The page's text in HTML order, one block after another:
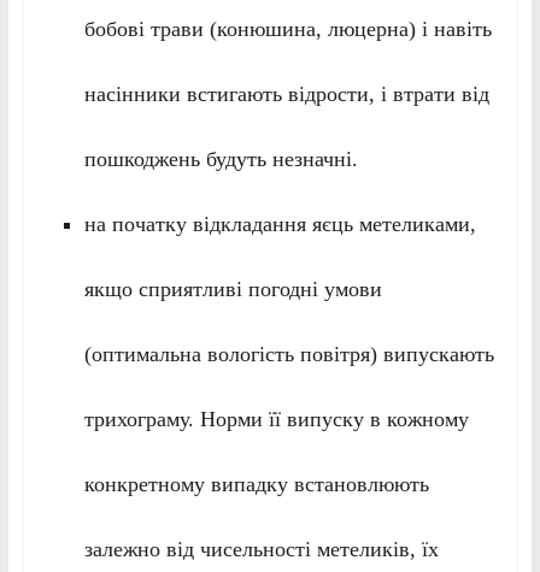
бобові трави (конюшина, люцерна) і навіть
насінники встигають відрости, і втрати від
пошкоджень будуть незначні.
на початку відкладання яєць метеликами,
якщо сприятливі погодні умови
(оптимальна вологість повітря) випускають
трихограму. Норми її випуску в кожному
конкретному випадку встановлюють
залежно від чисельності метеликів, їх